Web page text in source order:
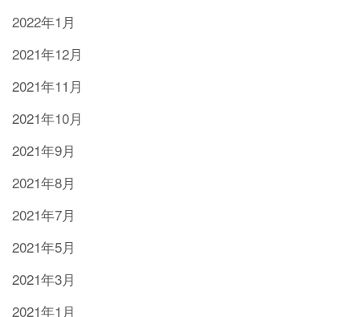
2022年1月
2021年12月
2021年11月
2021年10月
2021年9月
2021年8月
2021年7月
2021年5月
2021年3月
2021年1月